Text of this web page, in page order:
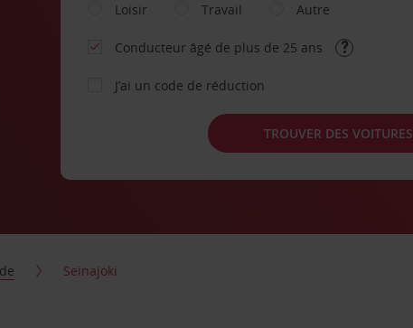
Loisir
Travail Autre
Conducteur âgé de plus de 25 ans
J’ai un code de réduction
TROUVER DES VOITURES
Seinajoki